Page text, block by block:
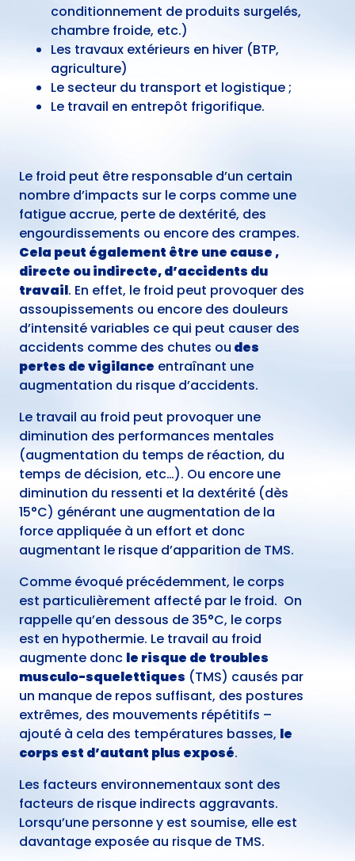
conditionnement de produits surgelés,
chambre froide, etc.)
Les travaux extérieurs en hiver (BTP,
agriculture)
Le secteur du transport et logistique ;
Le travail en entrepôt frigorifique.
Le froid peut être responsable d’un certain
nombre d’impacts sur le corps comme une
fatigue accrue, perte de dextérité, des
engourdissements ou encore des crampes.
Cela peut également être une cause ,
directe ou indirecte, d’accidents du
travail. En effet, le froid peut provoquer des
assoupissements ou encore des douleurs
d’intensité variables ce qui peut causer des
accidents comme des chutes ou des
pertes de vigilance entraînant une
augmentation du risque d’accidents.
Le travail au froid peut provoquer une
diminution des performances mentales
(augmentation du temps de réaction, du
temps de décision, etc…). Ou encore une
diminution du ressenti et la dextérité (dès
15°C) générant une augmentation de la
force appliquée à un effort et donc
augmentant le risque d’apparition de TMS.
Comme évoqué précédemment, le corps
est particulièrement affecté par le froid. On
rappelle qu’en dessous de 35°C, le corps
est en hypothermie. Le travail au froid
augmente donc le risque de troubles
musculo-squelettiques (TMS) causés par
un manque de repos suffisant, des postures
extrêmes, des mouvements répétitifs –
ajouté à cela des températures basses, le
corps est d’autant plus exposé.
Les facteurs environnementaux sont des
facteurs de risque indirects aggravants.
Lorsqu’une personne y est soumise, elle est
davantage exposée au risque de TMS.